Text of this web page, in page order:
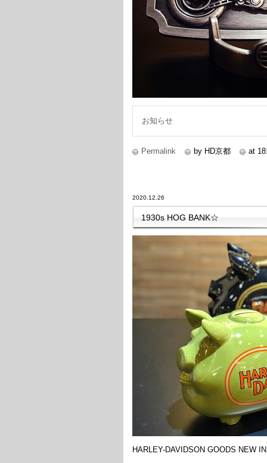
お知らせ
Permalink by HD京都 at
2020.12.26
1930s HOG BANK☆
HARLEY-DAVIDSON GOODS NEW